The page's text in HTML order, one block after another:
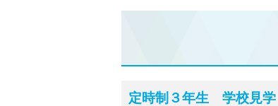
定時制３年生 学校見学